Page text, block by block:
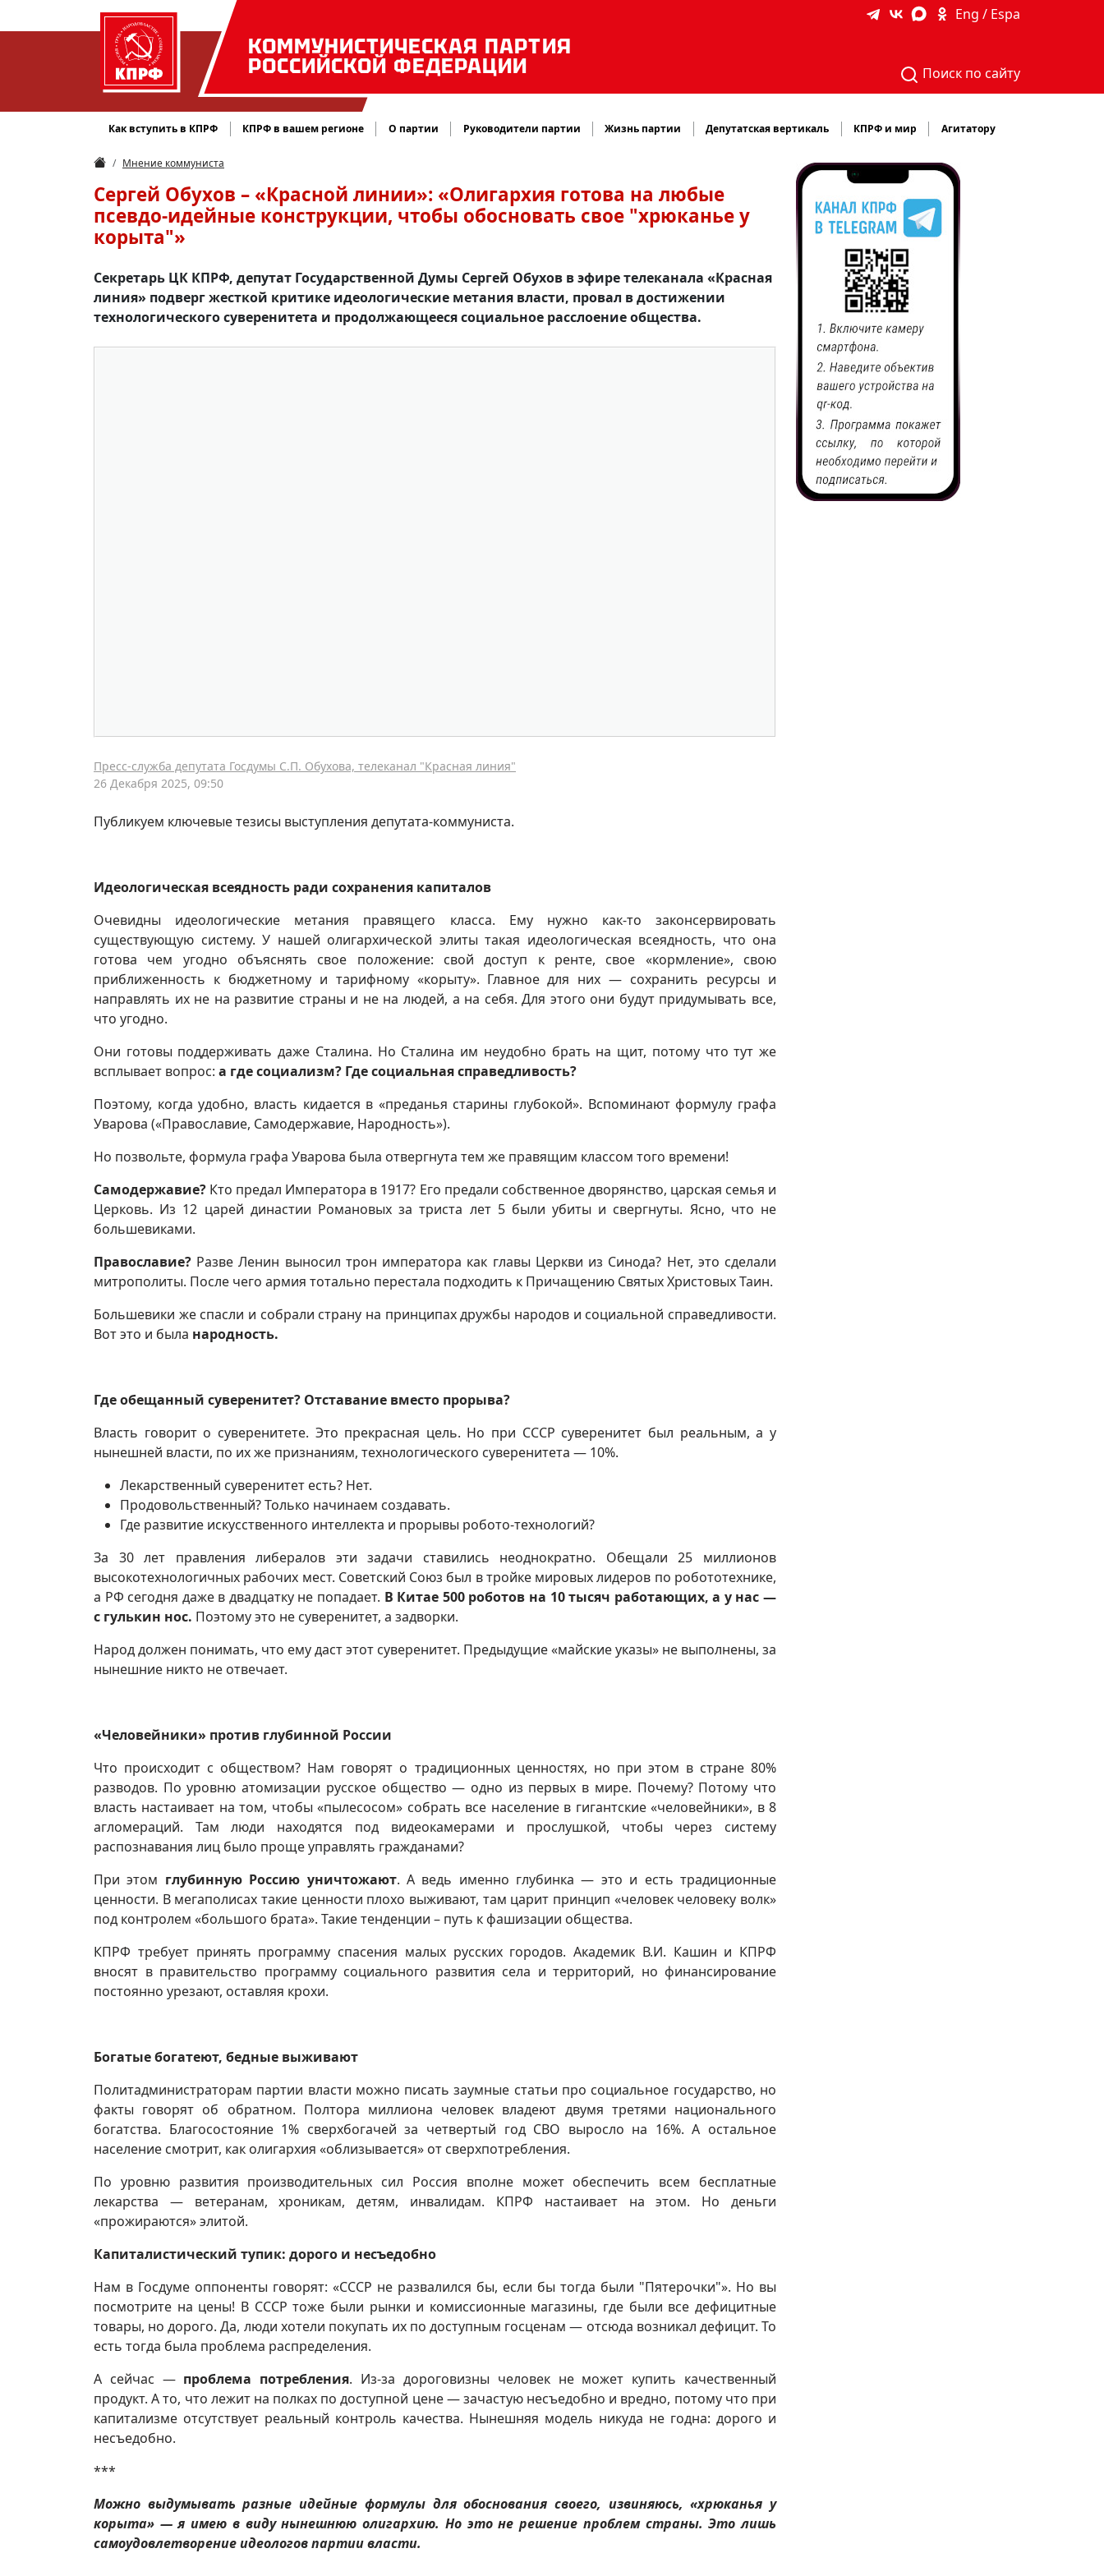
КОММУНИСТИЧЕСКАЯ ПАРТИЯ
РОССИЙСКОЙ ФЕДЕРАЦИИ
Eng / Espa
Поиск по сайту
Как вступить в КПРФ КПРФ в вашем регионе О партии Руководители партии Жизнь партии Депутатская вертикаль КПРФ и мир Агитатору
Мнение коммуниста
Сергей Обухов – «Красной линии»: «Олигархия готова на любые
псевдо-идейные конструкции, чтобы обосновать свое "хрюканье у
корыта"»
Секретарь ЦК КПРФ, депутат Государственной Думы Сергей Обухов в эфире телеканала «Красная
линия» подверг жесткой критике идеологические метания власти, провал в достижении
технологического суверенитета и продолжающееся социальное расслоение общества.
Пресс-служба депутата Госдумы С.П. Обухова, телеканал "Красная линия"
26 Декабря 2025, 09:50
Публикуем ключевые тезисы выступления депутата-коммуниста.
Идеологическая всеядность ради сохранения капиталов
Очевидны идеологические метания правящего класса. Ему нужно как-то законсервировать
существующую систему. У нашей олигархической элиты такая идеологическая всеядность, что она
готова чем угодно объяснять свое положение: свой доступ к ренте, свое «кормление», свою
приближенность к бюджетному и тарифному «корыту». Главное для них — сохранить ресурсы и
направлять их не на развитие страны и не на людей, а на себя. Для этого они будут придумывать все,
что угодно.
Они готовы поддерживать даже Сталина. Но Сталина им неудобно брать на щит, потому что тут же
всплывает вопрос: а где социализм? Где социальная справедливость?
Поэтому, когда удобно, власть кидается в «преданья старины глубокой». Вспоминают формулу графа
Уварова («Православие, Самодержавие, Народность»).
Но позвольте, формула графа Уварова была отвергнута тем же правящим классом того времени!
Самодержавие? Кто предал Императора в 1917? Его предали собственное дворянство, царская семья и
Церковь. Из 12 царей династии Романовых за триста лет 5 были убиты и свергнуты. Ясно, что не
большевиками.
Православие? Разве Ленин выносил трон императора как главы Церкви из Синода? Нет, это сделали
митрополиты. После чего армия тотально перестала подходить к Причащению Святых Христовых Таин.
Большевики же спасли и собрали страну на принципах дружбы народов и социальной справедливости.
Вот это и была народность.
Где обещанный суверенитет? Отставание вместо прорыва?
Власть говорит о суверенитете. Это прекрасная цель. Но при СССР суверенитет был реальным, а у
нынешней власти, по их же признаниям, технологического суверенитета — 10%.
Лекарственный суверенитет есть? Нет.
Продовольственный? Только начинаем создавать.
Где развитие искусственного интеллекта и прорывы робото-технологий?
За 30 лет правления либералов эти задачи ставились неоднократно. Обещали 25 миллионов
высокотехнологичных рабочих мест. Советский Союз был в тройке мировых лидеров по робототехнике,
а РФ сегодня даже в двадцатку не попадает. В Китае 500 роботов на 10 тысяч работающих, а у нас —
с гулькин нос. Поэтому это не суверенитет, а задворки.
Народ должен понимать, что ему даст этот суверенитет. Предыдущие «майские указы» не выполнены, за
нынешние никто не отвечает.
«Человейники» против глубинной России
Что происходит с обществом? Нам говорят о традиционных ценностях, но при этом в стране 80%
разводов. По уровню атомизации русское общество — одно из первых в мире. Почему? Потому что
власть настаивает на том, чтобы «пылесосом» собрать все население в гигантские «человейники», в 8
агломераций. Там люди находятся под видеокамерами и прослушкой, чтобы через систему
распознавания лиц было проще управлять гражданами?
При этом глубинную Россию уничтожают. А ведь именно глубинка — это и есть традиционные
ценности. В мегаполисах такие ценности плохо выживают, там царит принцип «человек человеку волк»
под контролем «большого брата». Такие тенденции – путь к фашизации общества.
КПРФ требует принять программу спасения малых русских городов. Академик В.И. Кашин и КПРФ
вносят в правительство программу социального развития села и территорий, но финансирование
постоянно урезают, оставляя крохи.
Богатые богатеют, бедные выживают
Политадминистраторам партии власти можно писать заумные статьи про социальное государство, но
факты говорят об обратном. Полтора миллиона человек владеют двумя третями национального
богатства. Благосостояние 1% сверхбогачей за четвертый год СВО выросло на 16%. А остальное
население смотрит, как олигархия «облизывается» от сверхпотребления.
По уровню развития производительных сил Россия вполне может обеспечить всем бесплатные
лекарства — ветеранам, хроникам, детям, инвалидам. КПРФ настаивает на этом. Но деньги
«прожираются» элитой.
Капиталистический тупик: дорого и несъедобно
Нам в Госдуме оппоненты говорят: «СССР не развалился бы, если бы тогда были "Пятерочки"». Но вы
посмотрите на цены! В СССР тоже были рынки и комиссионные магазины, где были все дефицитные
товары, но дорого. Да, люди хотели покупать их по доступным госценам — отсюда возникал дефицит. То
есть тогда была проблема распределения.
А сейчас — проблема потребления. Из-за дороговизны человек не может купить качественный
продукт. А то, что лежит на полках по доступной цене — зачастую несъедобно и вредно, потому что при
капитализме отсутствует реальный контроль качества. Нынешняя модель никуда не годна: дорого и
несъедобно.
***
Можно выдумывать разные идейные формулы для обоснования своего, извиняюсь, «хрюканья у
корыта» — я имею в виду нынешнюю олигархию. Но это не решение проблем страны. Это лишь
самоудовлетворение идеологов партии власти.